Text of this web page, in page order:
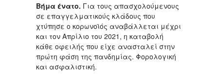
Βήμα ένατο. Για τους απασχολούμενους
σε επαγγελματικούς κλάδους που
χτύπησε ο κορωνοϊός αναβάλλεται μέχρι
και τον Απρίλιο του 2021, η καταβολή
κάθε οφειλής που είχε ανασταλεί στην
πρώτη φάση της πανδημίας. Φορολογική
και ασφαλιστική.